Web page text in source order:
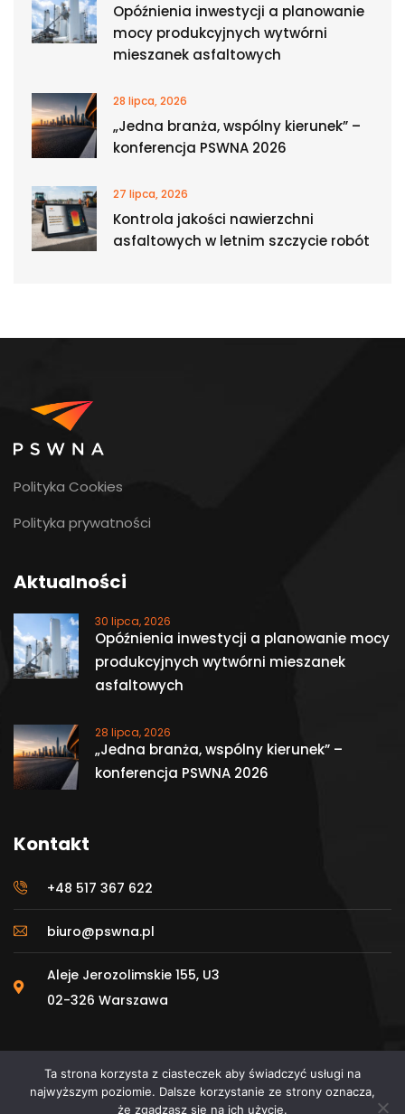
Opóźnienia inwestycji a planowanie
mocy produkcyjnych wytwórni
mieszanek asfaltowych
28 lipca, 2026
„Jedna branża, wspólny kierunek” –
konferencja PSWNA 2026
27 lipca, 2026
Kontrola jakości nawierzchni
asfaltowych w letnim szczycie robót
Polityka Cookies
Polityka prywatności
Aktualności
30 lipca, 2026
Opóźnienia inwestycji a planowanie mocy
produkcyjnych wytwórni mieszanek
asfaltowych
28 lipca, 2026
„Jedna branża, wspólny kierunek” –
konferencja PSWNA 2026
Kontakt
+48 517 367 622
biuro@pswna.pl
Aleje Jerozolimskie 155, U3
02-326 Warszawa
Ta strona korzysta z ciasteczek aby świadczyć usługi na
najwyższym poziomie. Dalsze korzystanie ze strony oznacza,
że zgadzasz się na ich użycie.